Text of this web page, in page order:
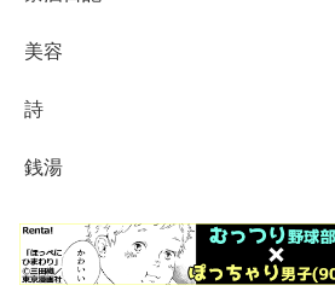
美容
詩
銭湯